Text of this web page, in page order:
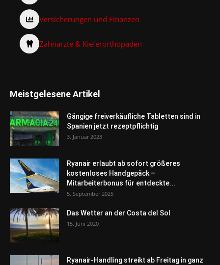
Versicherungen und Finanzen
Zahnärzte & Kieferorthopäden
Meistgelesene Artikel
Gängige freiverkäufliche Tabletten sind in
Spanien jetzt rezeptpflichtig
3. Januar 2023
Ryanair erlaubt ab sofort größeres
kostenloses Handgepäck –
Mitarbeiterbonus für entdeckte...
5. September 2025
Das Wetter an der Costa del Sol
15. Juni 2020
Ryanair-Handling streikt ab Freitag in ganz